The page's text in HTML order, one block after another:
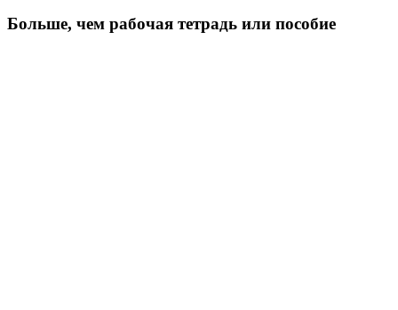
Больше, чем рабочая тетрадь или пособие